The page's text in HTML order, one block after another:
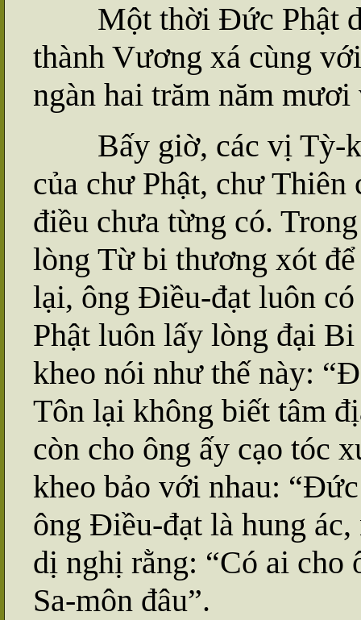
Một thời Đức Phật
thành Vương xá cùng
ngàn hai trăm năm
Bấy giờ, các vị Tỳ-
của chư Phật, chư Thiên
điều chưa từng có.
lòng Từ bi thương xót
lại, ông Điều-đạt luôn
Phật luôn lấy lòng đại
kheo nói như thế này:
Tôn lại không biết tâm
còn cho ông ấy cạo tóc
kheo bảo với nhau:
ông Điều-đạt là hung
dị nghị rằng: “Có ai cho
Sa-môn đâu”.